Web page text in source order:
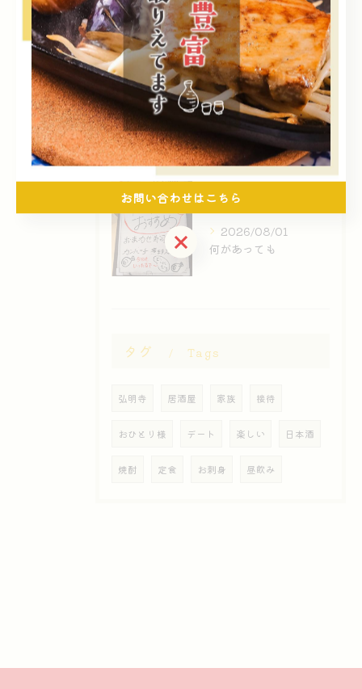
2026/08/05
できる限り
2026/08/03
なんか～
2026/08/01
何があっても
タグ Tags
弘明寺 居酒屋 家族 接待
おひとり様 デート 楽しい 日本酒
焼酎 定食 お刺身 昼飲み
お問い合わせはこちら
お問い合わせはこちら